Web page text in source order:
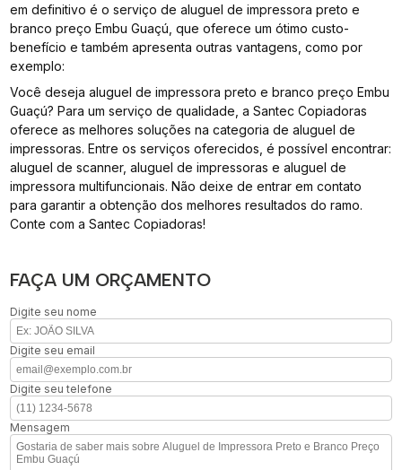
em definitivo é o serviço de aluguel de impressora preto e
branco preço Embu Guaçú, que oferece um ótimo custo-
benefício e também apresenta outras vantagens, como por
exemplo:
Você deseja aluguel de impressora preto e branco preço Embu
Guaçú? Para um serviço de qualidade, a Santec Copiadoras
oferece as melhores soluções na categoria de aluguel de
impressoras. Entre os serviços oferecidos, é possível encontrar:
aluguel de scanner, aluguel de impressoras e aluguel de
impressora multifuncionais. Não deixe de entrar em contato
para garantir a obtenção dos melhores resultados do ramo.
Conte com a Santec Copiadoras!
FAÇA UM ORÇAMENTO
Digite seu nome
Digite seu email
Digite seu telefone
Mensagem